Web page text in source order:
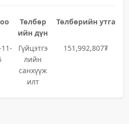
Төлбөр
ийн дүн
Төлбөрийн утга
Гүйцэтгэ
лийн
санхүүж
илт
151,992,807₮